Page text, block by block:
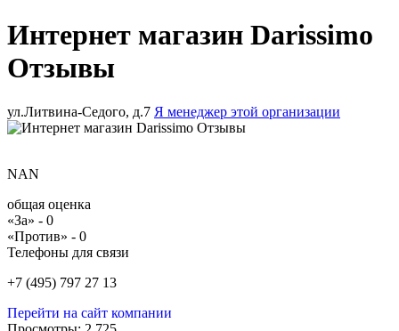
Интернет магазин Darissimo
Отзывы
ул.Литвина-Седого, д.7 Я менеджер этой организации
NAN
общая оценка
«За» - 0
«Против» - 0
Телефоны для связи
+7 (495) 797 27 13
Перейти на сайт компании